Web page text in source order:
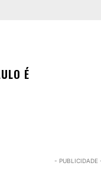
É
- PUBLICIDADE